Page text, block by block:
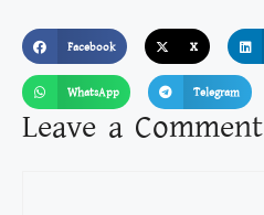
Facebook X
WhatsApp Telegram
Leave a Comment